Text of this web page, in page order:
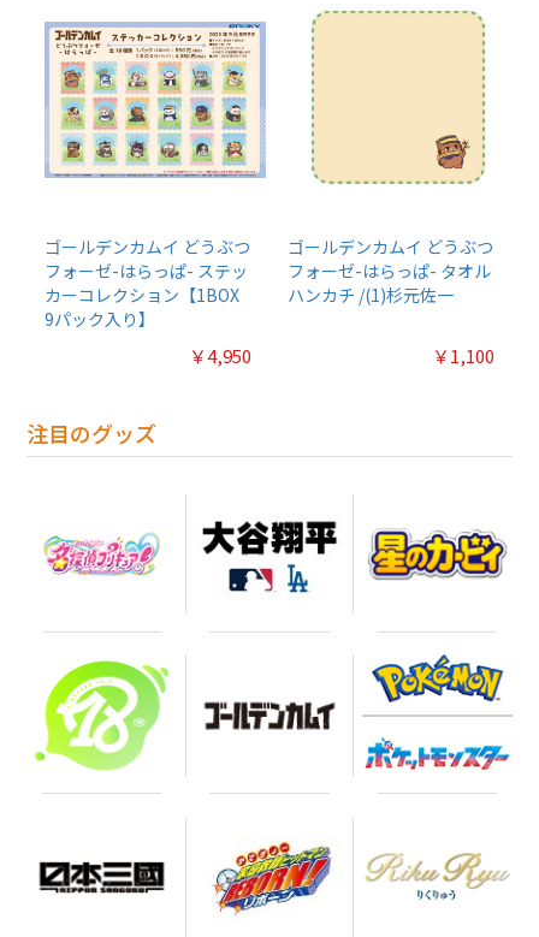
ゴールデンカムイ どうぶつ
フォーゼ-はらっぱ- ステッ
カーコレクション【1BOX
9パック入り】
￥4,950
ゴールデンカムイ どうぶつ
フォーゼ-はらっぱ- タオル
ハンカチ /(1)杉元佐一
￥1,100
注目のグッズ